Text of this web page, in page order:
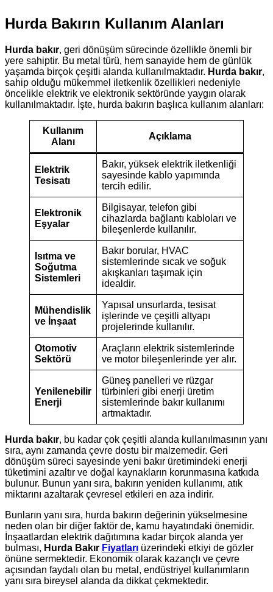
Hurda Bakırın Kullanım Alanları
Hurda bakır, geri dönüşüm sürecinde özellikle önemli bir
yere sahiptir. Bu metal türü, hem sanayide hem de günlük
yaşamda birçok çeşitli alanda kullanılmaktadır. Hurda bakır,
sahip olduğu mükemmel iletkenlik özellikleri nedeniyle
öncelikle elektrik ve elektronik sektöründe yaygın olarak
kullanılmaktadır. İşte, hurda bakırın başlıca kullanım alanları:
Kullanım
Alanı
Açıklama
Elektrik
Tesisatı
Bakır, yüksek elektrik iletkenliği
sayesinde kablo yapımında
tercih edilir.
Elektronik
Eşyalar
Bilgisayar, telefon gibi
cihazlarda bağlantı kabloları ve
bileşenlerde kullanılır.
Isıtma ve
Soğutma
Sistemleri
Bakır borular, HVAC
sistemlerinde sıcak ve soğuk
akışkanları taşımak için
idealdir.
Mühendislik
ve İnşaat
Yapısal unsurlarda, tesisat
işlerinde ve çeşitli altyapı
projelerinde kullanılır.
Otomotiv
Sektörü
Araçların elektrik sistemlerinde
ve motor bileşenlerinde yer alır.
Yenilenebilir
Enerji
Güneş panelleri ve rüzgar
türbinleri gibi enerji üretim
sistemlerinde bakır kullanımı
artmaktadır.
Hurda bakır, bu kadar çok çeşitli alanda kullanılmasının yanı
sıra, aynı zamanda çevre dostu bir malzemedir. Geri
dönüşüm süreci sayesinde yeni bakır üretimindeki enerji
tüketimini azaltır ve doğal kaynakların korunmasına katkıda
bulunur. Bunun yanı sıra, bakırın yeniden kullanımı, atık
miktarını azaltarak çevresel etkileri en aza indirir.
Bunların yanı sıra, hurda bakırın değerinin yükselmesine
neden olan bir diğer faktör de, kamu hayatındaki önemidir.
İnşaatlardan elektrik dağıtımına kadar birçok alanda yer
bulması, Hurda Bakır Fiyatları üzerindeki etkiyi de gözler
önüne sermektedir. Ekonomik olarak kazançlı ve çevre
açısından faydalı olan bu metal, endüstriyel kullanımların
yanı sıra bireysel alanda da dikkat çekmektedir.